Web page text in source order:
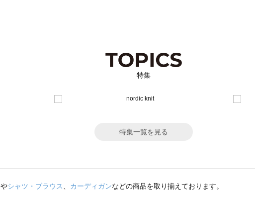
特集
特集一覧を見る
やシャツ・ブラウス カーディガンなどの商品を取り揃えております。